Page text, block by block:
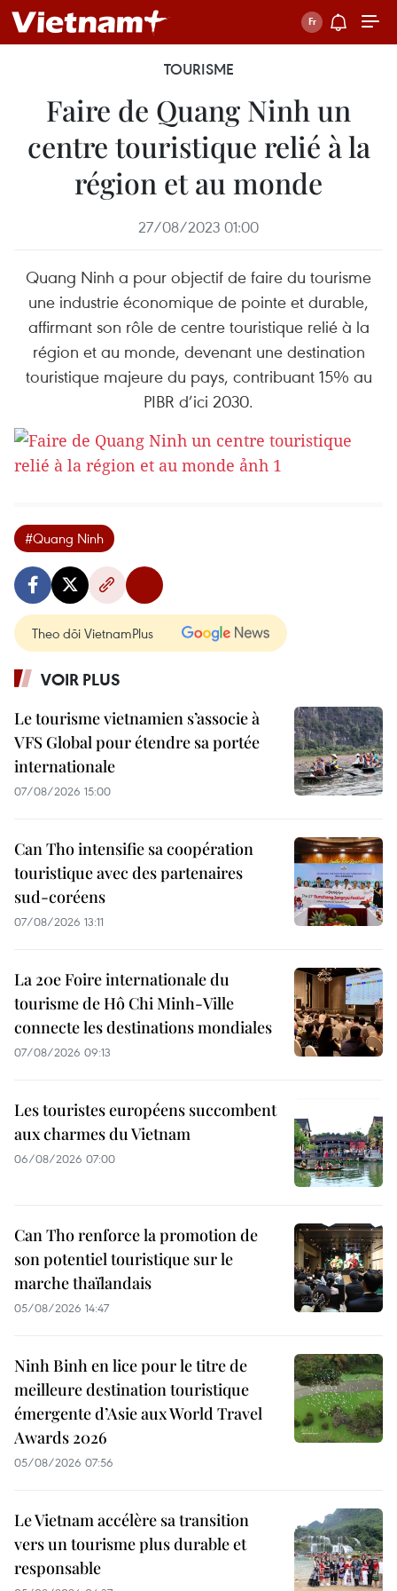
TOURISME
Faire de Quang Ninh un
centre touristique relié à la
région et au monde
27/08/2023 01:00
Quang Ninh a pour objectif de faire du tourisme
une industrie économique de pointe et durable,
affirmant son rôle de centre touristique relié à la
région et au monde, devenant une destination
touristique majeure du pays, contribuant 15% au
PIBR d’ici 2030.
#Quang Ninh
Theo dõi VietnamPlus
VOIR PLUS
Le tourisme vietnamien s’associe à
VFS Global pour étendre sa portée
internationale
07/08/2026 15:00
Can Tho intensifie sa coopération
touristique avec des partenaires
sud-coréens
07/08/2026 13:11
La 20e Foire internationale du
tourisme de Hô Chi Minh-Ville
connecte les destinations mondiales
07/08/2026 09:13
Les touristes européens succombent
aux charmes du Vietnam
06/08/2026 07:00
Can Tho renforce la promotion de
son potentiel touristique sur le
marche thaïlandais
05/08/2026 14:47
Ninh Binh en lice pour le titre de
meilleure destination touristique
émergente d’Asie aux World Travel
Awards 2026
05/08/2026 07:56
Le Vietnam accélère sa transition
vers un tourisme plus durable et
responsable